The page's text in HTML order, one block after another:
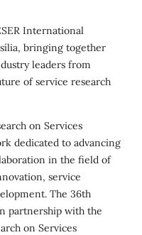
International
bringing together
leaders from
of service research
on Services
dedicated to advancing
in the field of
service
The 36th
partnership with the
on Services